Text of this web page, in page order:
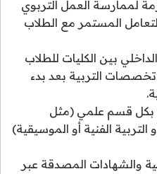
لممارسة العمل التربوي
المستمر مع الطلاب
بين الكليات للطلاب
تخصصات التربية بعد بدء
بكل قسم علمي (مثل
التربية الفنية أو الموسيقية)
والشهادات المصدقة عبر